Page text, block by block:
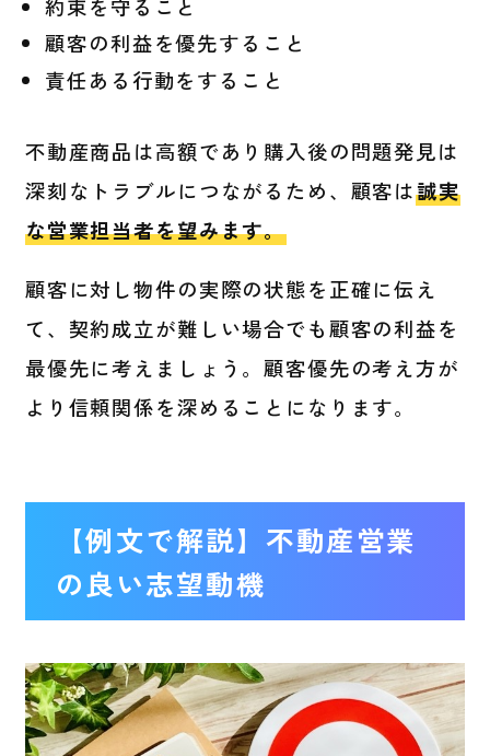
約束を守ること
顧客の利益を優先すること
責任ある行動をすること
不動産商品は高額であり購入後の問題発見は
深刻なトラブルにつながるため、顧客は誠実
な営業担当者を望みます。
顧客に対し物件の実際の状態を正確に伝え
て、契約成立が難しい場合でも顧客の利益を
最優先に考えましょう。顧客優先の考え方が
より信頼関係を深めることになります。
【例文で解説】不動産営業
の良い志望動機